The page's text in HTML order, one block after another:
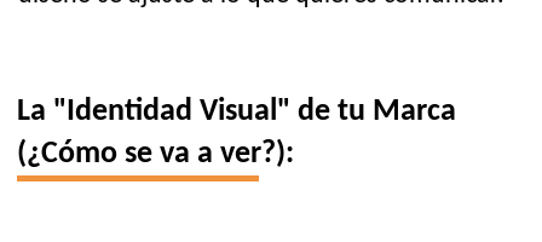
La "Identidad Visual" de tu Marca
(¿Cómo se va a ver?):